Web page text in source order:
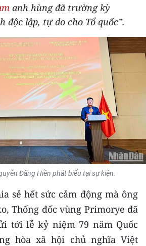
TIN
anh hùng đã trường kỳ
độc lập, tự do cho Tổ quốc”.
Đăng Hiền phát biểu tại sự kiện.
sẻ hết sức cảm động mà ông
Thống đốc vùng Primorye đã
tới lễ kỷ niệm 79 năm Quốc
hòa xã hội chủ nghĩa Việt